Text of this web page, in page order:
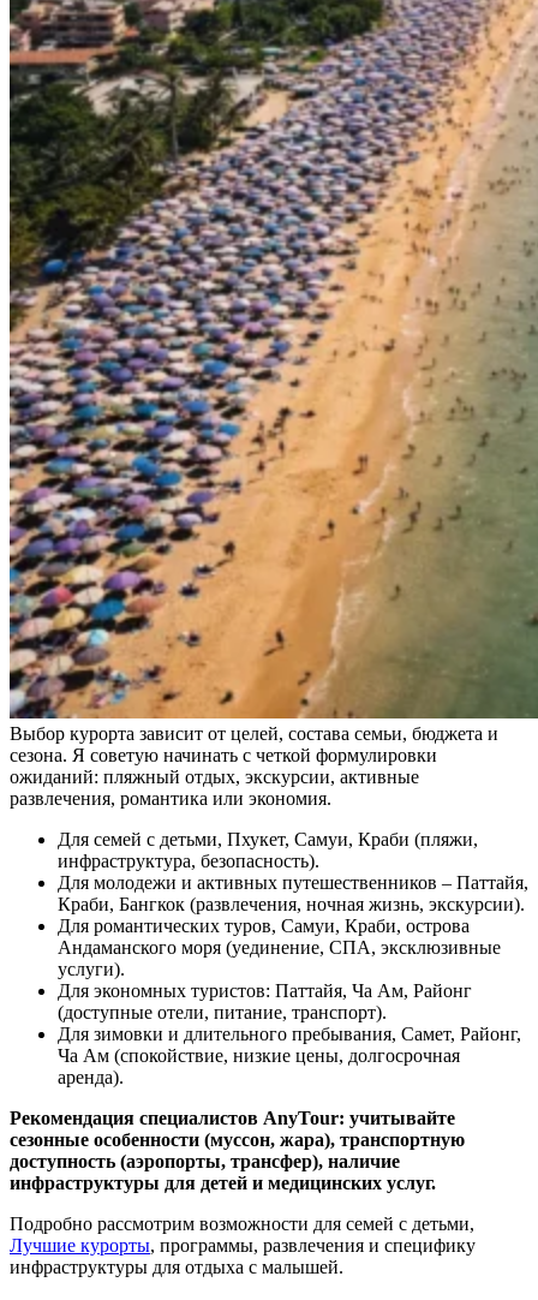
Выбор курорта зависит от целей, состава семьи, бюджета и
сезона. Я советую начинать с четкой формулировки
ожиданий: пляжный отдых, экскурсии, активные
развлечения, романтика или экономия.
Для семей с детьми, Пхукет, Самуи, Краби (пляжи,
инфраструктура, безопасность).
Для молодежи и активных путешественников – Паттайя,
Краби, Бангкок (развлечения, ночная жизнь, экскурсии).
Для романтических туров, Самуи, Краби, острова
Андаманского моря (уединение, СПА, эксклюзивные
услуги).
Для экономных туристов: Паттайя, Ча Ам, Районг
(доступные отели, питание, транспорт).
Для зимовки и длительного пребывания, Самет, Районг,
Ча Ам (спокойствие, низкие цены, долгосрочная
аренда).
Рекомендация специалистов AnyTour: учитывайте
сезонные особенности (муссон, жара), транспортную
доступность (аэропорты, трансфер), наличие
инфраструктуры для детей и медицинских услуг.
Подробно рассмотрим возможности для семей с детьми,
Лучшие курорты, программы, развлечения и специфику
инфраструктуры для отдыха с малышей.